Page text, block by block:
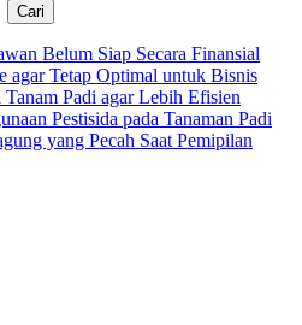
Cari
Belum Siap Secara Finansial
agar Tetap Optimal untuk Bisnis
Padi agar Lebih Efisien
Pestisida pada Tanaman Padi
yang Pecah Saat Pemipilan